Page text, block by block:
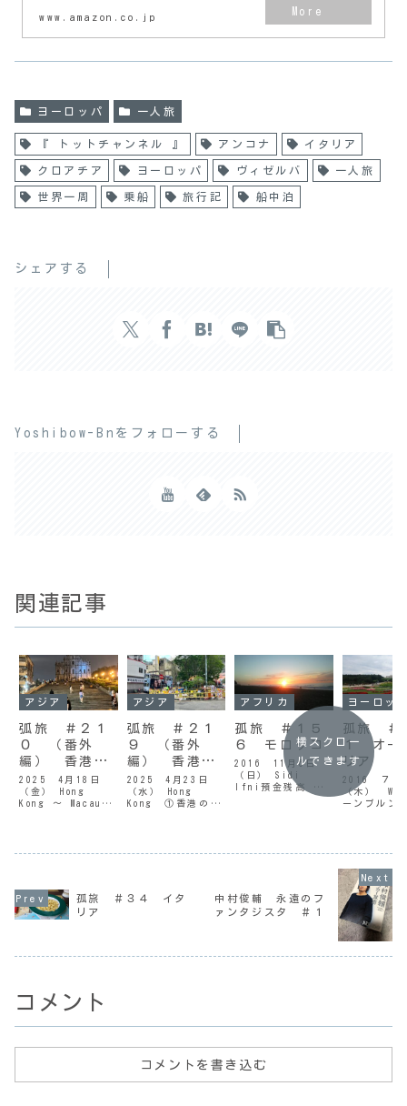
www.amazon.co.jp
ヨーロッパ 一人旅
『 トットチャンネル 』 アンコナ イタリア
クロアチア ヨーロッパ ヴィゼルバ 一人旅
世界一周 乗船 旅行記 船中泊
シェアする
Yoshibow-Bnをフォローする
関連記事
アジア
弧旅 ＃２１
０ （番外
編） 香港、
マカオ
2025 4月18日
（金） Hong
Kong ～ Macau
トで香港からマカ
オ
へ。・・・・・・
アジア
弧旅 ＃２１
９ （番外
編） 香港、
マカオ
2025 4月23日
（水） Hong
Kong ①香港の離
９時半に起きて、
アフリカ
孤旅 ＃１５
６ モロッコ
2016 11月6日
（日） Sidi
Ifni預金残高 と
マラドーナ（ シデ
で朝食を取る。日
課となったオムレ
ツを食...
ヨーロッ
孤旅 ＃
１ オー
リア
2016 ７月
（木）
ーンブルン
けて降って
うだ。肌寒
感じる。今
光に出ると
いたので、
ぎにはホテ
横スクロー
ルできます
孤旅 ＃３４ イタ
リア
中村俊輔 永遠のフ
ァンタジスタ ＃１
コメント
コメントを書き込む